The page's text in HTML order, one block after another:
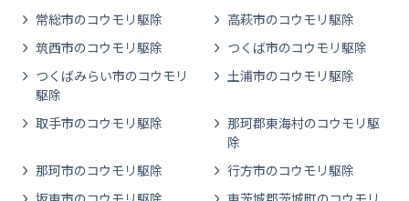
常総市のコウモリ駆除
高萩市のコウモリ駆除
筑西市のコウモリ駆除
つくば市のコウモリ駆除
つくばみらい市のコウモリ
駆除
土浦市のコウモリ駆除
取手市のコウモリ駆除
那珂郡東海村のコウモリ駆
除
那珂市のコウモリ駆除
行方市のコウモリ駆除